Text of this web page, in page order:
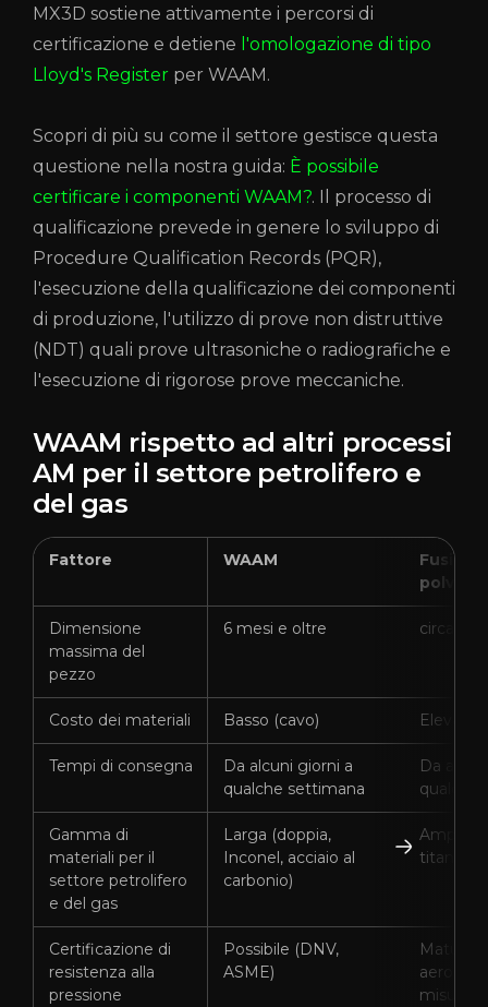
MX3D sostiene attivamente i percorsi di
certificazione e detiene l'omologazione di tipo
Lloyd's Register per WAAM.
Scopri di più su come il settore gestisce questa
questione nella nostra guida: È possibile
certificare i componenti WAAM?. Il processo di
qualificazione prevede in genere lo sviluppo di
Procedure Qualification Records (PQR),
l'esecuzione della qualificazione dei componenti
di produzione, l'utilizzo di prove non distruttive
(NDT) quali prove ultrasoniche o radiografiche e
l'esecuzione di rigorose prove meccaniche.
WAAM rispetto ad altri processi
AM per il settore petrolifero e
del gas
Fattore WAAM
polvere
Dimensione
massima del
pezzo
6 mesi e oltre circa
Costo dei materiali Basso (cavo) Elevata
Tempi di consegna
Da alcuni giorni a
qualche settimana
Da
qualche
Gamma di
materiali per il
settore petrolifero
e del gas
Larga (doppia,
Inconel, acciaio al
carbonio)
Ampio
titanio,
Certificazione di
resistenza alla
pressione
Possibile (DNV,
ASME)
misura